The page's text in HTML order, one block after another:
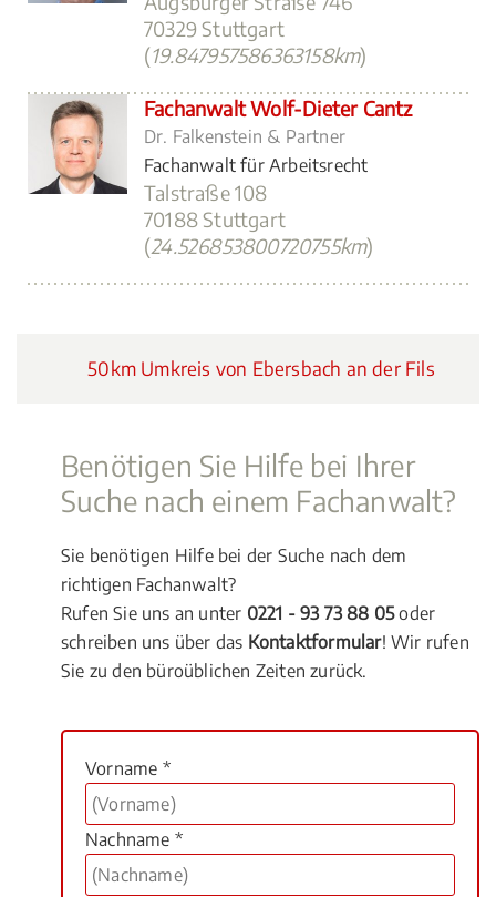
70329 Stuttgart
(19.847957586363158km)
Fachanwalt Wolf-Dieter Cantz
Dr. Falkenstein & Partner
Fachanwalt für Arbeitsrecht
Talstraße 108
70188 Stuttgart
(24.526853800720755km)
50km Umkreis von Ebersbach an der Fils
Benötigen Sie Hilfe bei Ihrer
Suche nach einem Fachanwalt?
Sie benötigen Hilfe bei der Suche nach dem
richtigen Fachanwalt?
Rufen Sie uns an unter 0221 - 93 73 88 05oder
schreiben uns über das Kontaktformular! Wir rufen
Sie zu den büroüblichen Zeiten zurück.
Vorname *
Nachname *